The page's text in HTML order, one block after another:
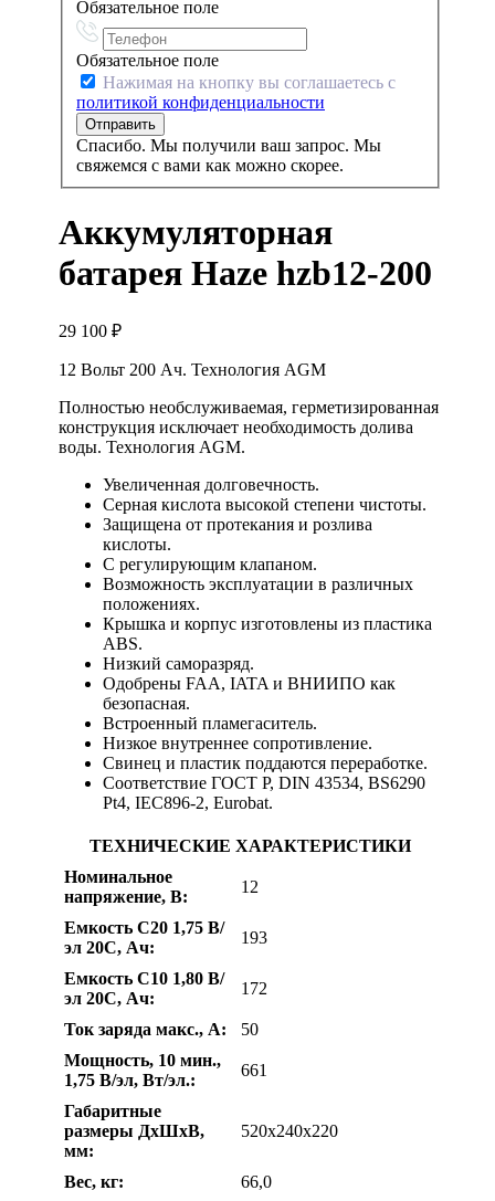
Обязательное поле
Обязательное поле
Нажимая на кнопку вы соглашаетесь с
политикой конфиденциальности
Спасибо. Мы получили ваш запрос. Мы
свяжемся с вами как можно скорее.
Аккумуляторная
батарея Haze hzb12-200
29 100 ₽
12 Вольт 200 Ач. Технология AGM
Полностью необслуживаемая, герметизированная
конструкция исключает необходимость долива
воды. Технология AGM.
Увеличенная долговечность.
Серная кислота высокой степени чистоты.
Защищена от протекания и розлива
кислоты.
С регулирующим клапаном.
Возможность эксплуатации в различных
положениях.
Крышка и корпус изготовлены из пластика
ABS.
Низкий саморазряд.
Одобрены FAA, IATA и ВНИИПО как
безопасная.
Встроенный пламегаситель.
Низкое внутреннее сопротивление.
Свинец и пластик поддаются переработке.
Соответствие ГОСТ Р, DIN 43534, BS6290
Pt4, IEC896-2, Eurobat.
ТЕХНИЧЕСКИЕ ХАРАКТЕРИСТИКИ
Номинальное
напряжение, В:
12
Емкость С20 1,75 В/
эл 20С, Ач:
193
Емкость С10 1,80 В/
эл 20С, Ач:
172
Ток заряда макс., А:
50
Мощность, 10 мин.,
1,75 В/эл, Вт/эл.:
661
Габаритные
размеры ДхШхВ,
мм:
520х240х220
Вес, кг:
66,0